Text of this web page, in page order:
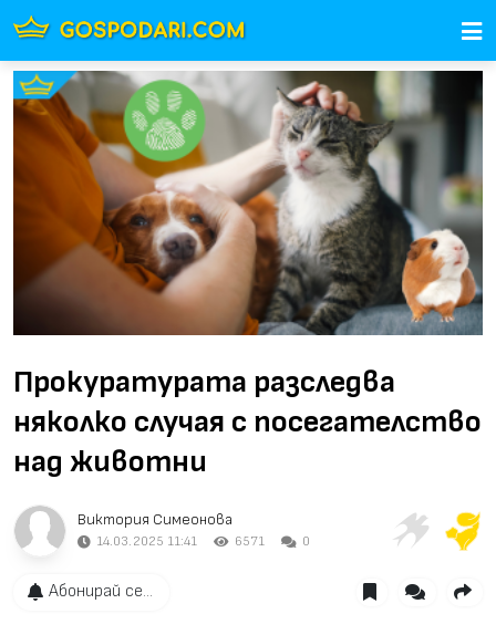
Прокуратурата разследва
няколко случая с посегателство
над животни
Виктория Симеонова
14.03.2025 11:41 6571 0
Абонирай се...